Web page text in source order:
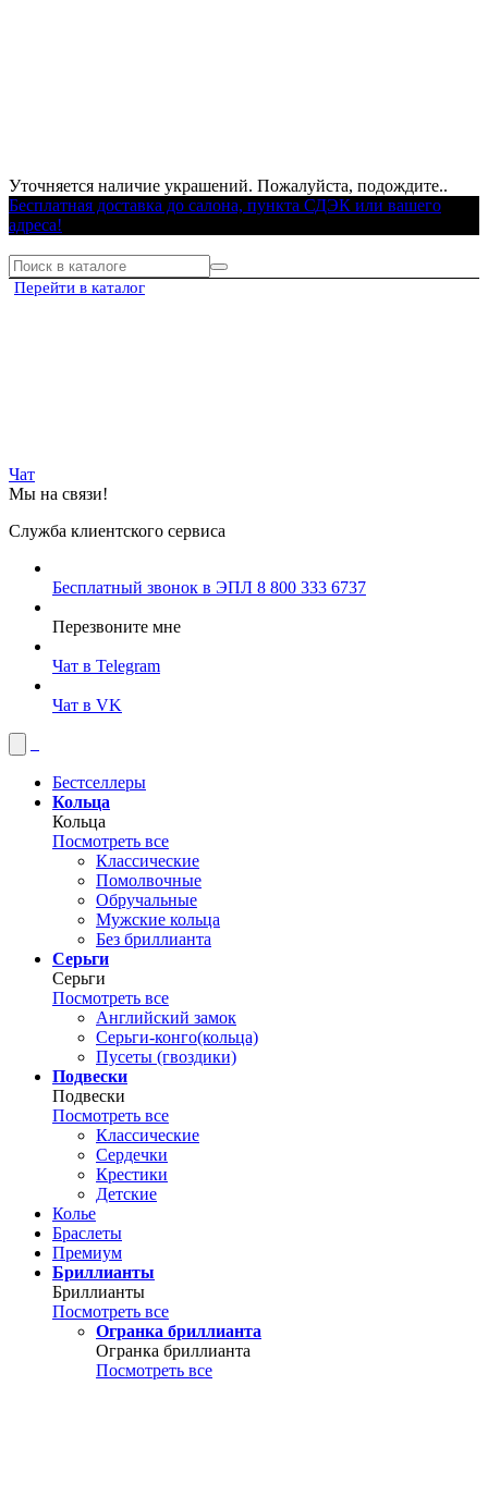
Уточняется наличие украшений. Пожалуйста, подождите..
Бесплатная доставка до салона, пункта СДЭК или вашего
адреса!
Перейти в каталог
Чат
Мы на связи!
Служба клиентского сервиса
Бесплатный звонок в ЭПЛ 8 800 333 6737
Перезвоните мне
Чат в Telegram
Чат в VK
Бестселлеры
Кольца
Кольца
Посмотреть все
Классические
Помолвочные
Обручальные
Мужские кольца
Без бриллианта
Серьги
Серьги
Посмотреть все
Английский замок
Серьги-конго(кольца)
Пусеты (гвоздики)
Подвески
Подвески
Посмотреть все
Классические
Сердечки
Крестики
Детские
Колье
Браслеты
Премиум
Бриллианты
Бриллианты
Посмотреть все
Огранка бриллианта
Огранка бриллианта
Посмотреть все